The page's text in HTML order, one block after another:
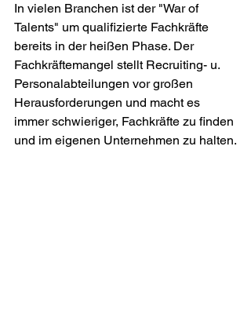
In vielen Branchen ist der "War of
Talents" um qualifizierte Fachkräfte
bereits in der heißen Phase. Der
Fachkräftemangel stellt Recruiting- u.
Personalabteilungen vor großen
Herausforderungen und macht es
immer schwieriger, Fachkräfte zu finden
und im eigenen Unternehmen zu halten.